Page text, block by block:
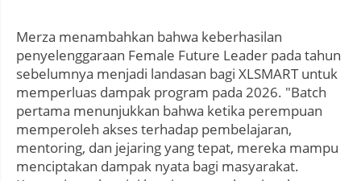
Merza menambahkan bahwa keberhasilan
penyelenggaraan Female Future Leader pada tahun
sebelumnya menjadi landasan bagi XLSMART untuk
memperluas dampak program pada 2026. "Batch
pertama menunjukkan bahwa ketika perempuan
memperoleh akses terhadap pembelajaran,
mentoring, dan jejaring yang tepat, mereka mampu
menciptakan dampak nyata bagi masyarakat.